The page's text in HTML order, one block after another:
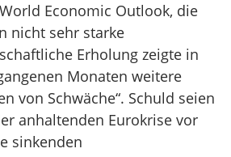
Economic Outlook, die
nicht sehr starke
Erholung zeigte in
Monaten weitere
von Schwäche“. Schuld seien
anhaltenden Eurokrise vor
sinkenden